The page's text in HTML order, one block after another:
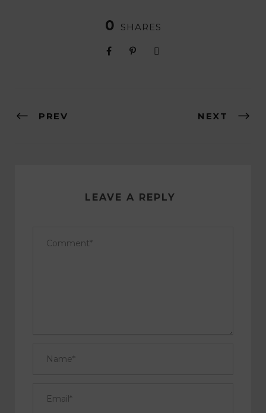
0 SHARES
PREV NEXT
LEAVE A REPLY